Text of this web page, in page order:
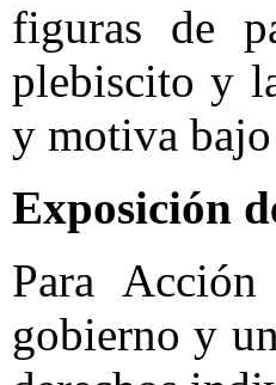
figuras de
plebiscito y
y motiva
Exposición
Para
gobierno y